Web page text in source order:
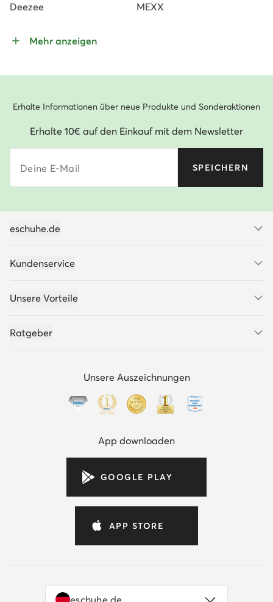
Deezee
MEXX
Mehr anzeigen
Erhalte Informationen über neue Produkte und Sonderaktionen
Erhalte 10€ auf den Einkauf mit dem Newsletter
Deine E-Mail SPEICHERN
eschuhe.de
Kundenservice
Unsere Vorteile
Ratgeber
Unsere Auszeichnungen
App downloaden
GOOGLE PLAY
APP STORE
eschuhe.de